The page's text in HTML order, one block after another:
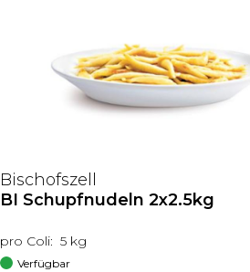
Bischofszell
BI Schupfnudeln 2x2.5kg
pro Coli: 5 kg
Verfügbar